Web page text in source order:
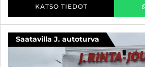
KATSO TIEDOT
Saatavilla J. autoturva